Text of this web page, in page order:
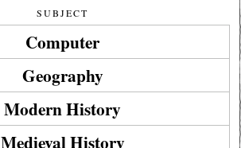
SUBJECT
Computer
Geography
Modern History
Medieval History